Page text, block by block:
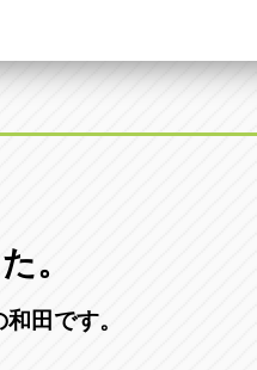
5-1-10
。
田です。